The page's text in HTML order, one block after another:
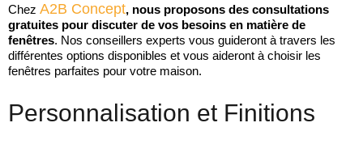
Chez A2B Concept, nous proposons des consultations
gratuites pour discuter de vos besoins en matière de
fenêtres. Nos conseillers experts vous guideront à travers les
différentes options disponibles et vous aideront à choisir les
fenêtres parfaites pour votre maison.
Personnalisation et Finitions